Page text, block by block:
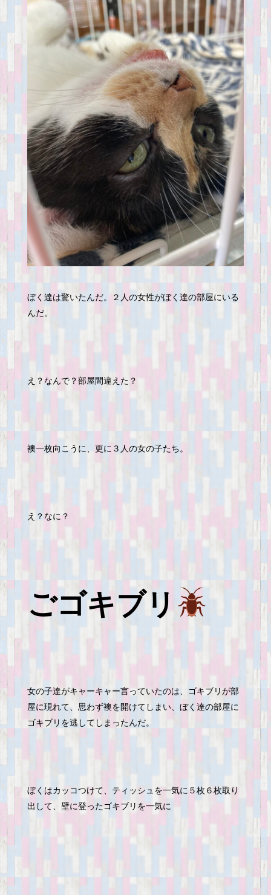
ぼく達は驚いたんだ。２人の女性がぼく達の部屋にいる
んだ。
え？なんで？部屋間違えた？
襖一枚向こうに、更に３人の女の子たち。
え？なに？
ごゴキブリ
女の子達がキャーキャー言っていたのは、ゴキブリが部
屋に現れて、思わず襖を開けてしまい、ぼく達の部屋に
ゴキブリを逃してしまったんだ。
ぼくはカッコつけて、ティッシュを一気に５枚６枚取り
出して、壁に登ったゴキブリを一気に